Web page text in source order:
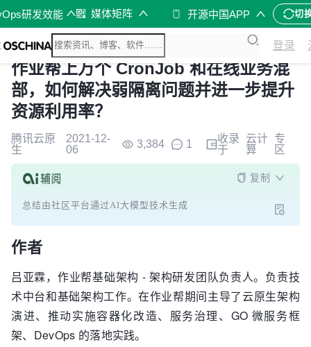
研发效能 媒体矩阵 开源中国APP 切
登录
作业帮上万个 CronJob 和在线业务混
部，如何解决弱隔离问题并进一步提升
资源利用率？
腾讯云原
生
2021-12-
06
3,384 1
收录
于
云计
算
专
区
复制
总结由社区平台通过AI大模型技术生成
作者
吕亚霖，作业帮基础架构 - 架构研发团队负责人。负责技
术中台和基础架构工作。在作业帮期间主导了云原生架构
演进、推动实施容器化改造、服务治理、GO 微服务框
架、DevOps 的落地实践。